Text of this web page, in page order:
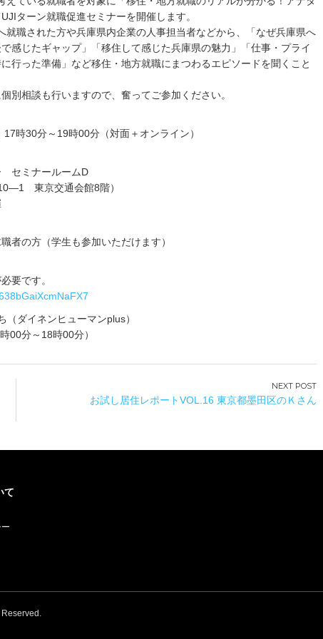
ターン就職促進セミナーを開催します。
職された方や兵庫県内企業の人事担当者などから、「なぜ兵庫県へ
感じたギャップ」「移住して感じた兵庫県の魅力」「仕事・プライ
行った準備」など移住・地方就職にまつわるエピソードを聞くこと
別相談も行いますので、奮ってご参加ください。
時30分～19時00分（対面＋オンライン）
セミナールームD
東京交通会館8階）
者の方（学生も参加いただけます）
要です。
ダイネンヒューマンplus）
00分～18時00分）
お試し居住レポートVOL.16 東京都墨田区のＫさん
て
Reserved.